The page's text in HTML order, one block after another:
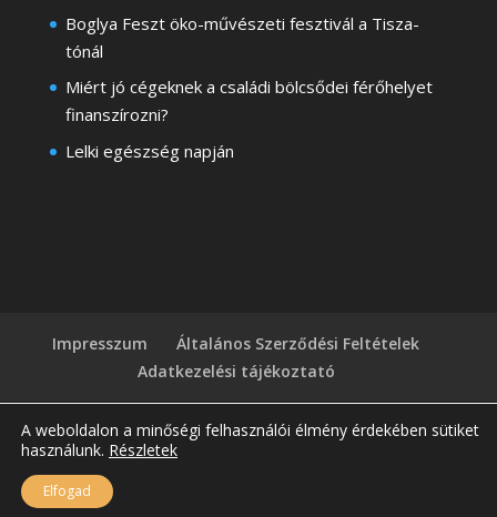
Boglya Feszt öko-művészeti fesztivál a Tisza-
tónál
Miért jó cégeknek a családi bölcsődei férőhelyet
finanszírozni?
Lelki egészség napján
Impresszum
Általános Szerződési Feltételek
Adatkezelési tájékoztató
A weboldalon a minőségi felhasználói élmény érdekében sütiket
használunk. Részletek
Elfogad